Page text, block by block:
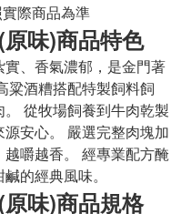
際商品為準
味)商品特色
、香氣濃郁，是金門著
粱酒糟搭配特製飼料飼
從牧場飼養到牛肉乾製
安心。 嚴選完整肉塊加
嚼越香。 經專業配方醃
的經典風味。
味)商品規格